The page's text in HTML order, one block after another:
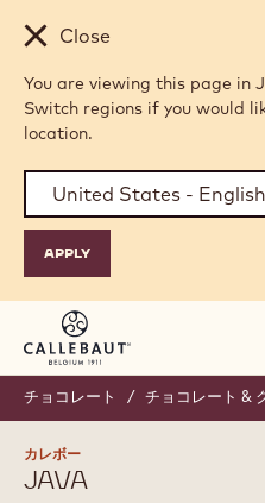
Skip to main content
Close
You are viewing this page in
Switch regions if you would
location.
チョコレート / チョコレート &
カレボー
JAVA